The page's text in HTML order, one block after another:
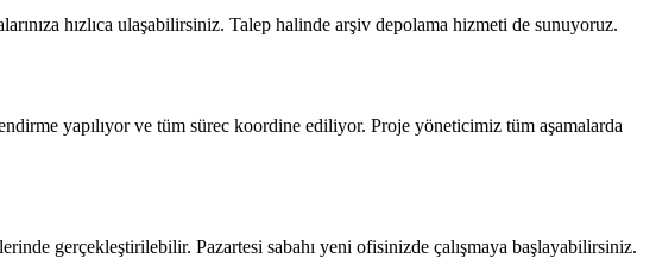
hızlıca ulaşabilirsiniz. Talep halinde arşiv depolama hizmeti de sunuyoruz.
yapılıyor ve tüm sürec koordine ediliyor. Proje yöneticimiz tüm aşamalarda
gerçekleştirilebilir. Pazartesi sabahı yeni ofisinizde çalışmaya başlayabilirsiniz.